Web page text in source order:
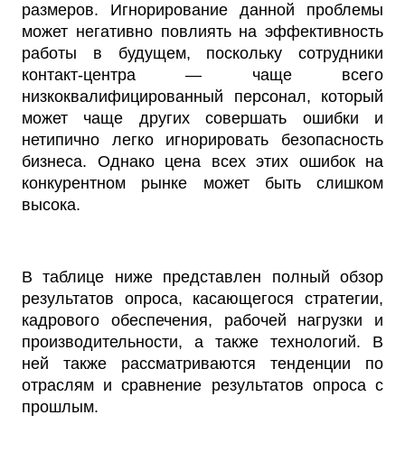
размеров. Игнорирование данной проблемы
может негативно повлиять на эффективность
работы в будущем, поскольку сотрудники
контакт-центра — чаще всего
низкоквалифицированный персонал, который
может чаще других совершать ошибки и
нетипично легко игнорировать безопасность
бизнеса. Однако цена всех этих ошибок на
конкурентном рынке может быть слишком
высока.
В таблице ниже представлен полный обзор
результатов опроса, касающегося стратегии,
кадрового обеспечения, рабочей нагрузки и
производительности, а также технологий. В
ней также рассматриваются тенденции по
отраслям и сравнение результатов опроса с
прошлым.